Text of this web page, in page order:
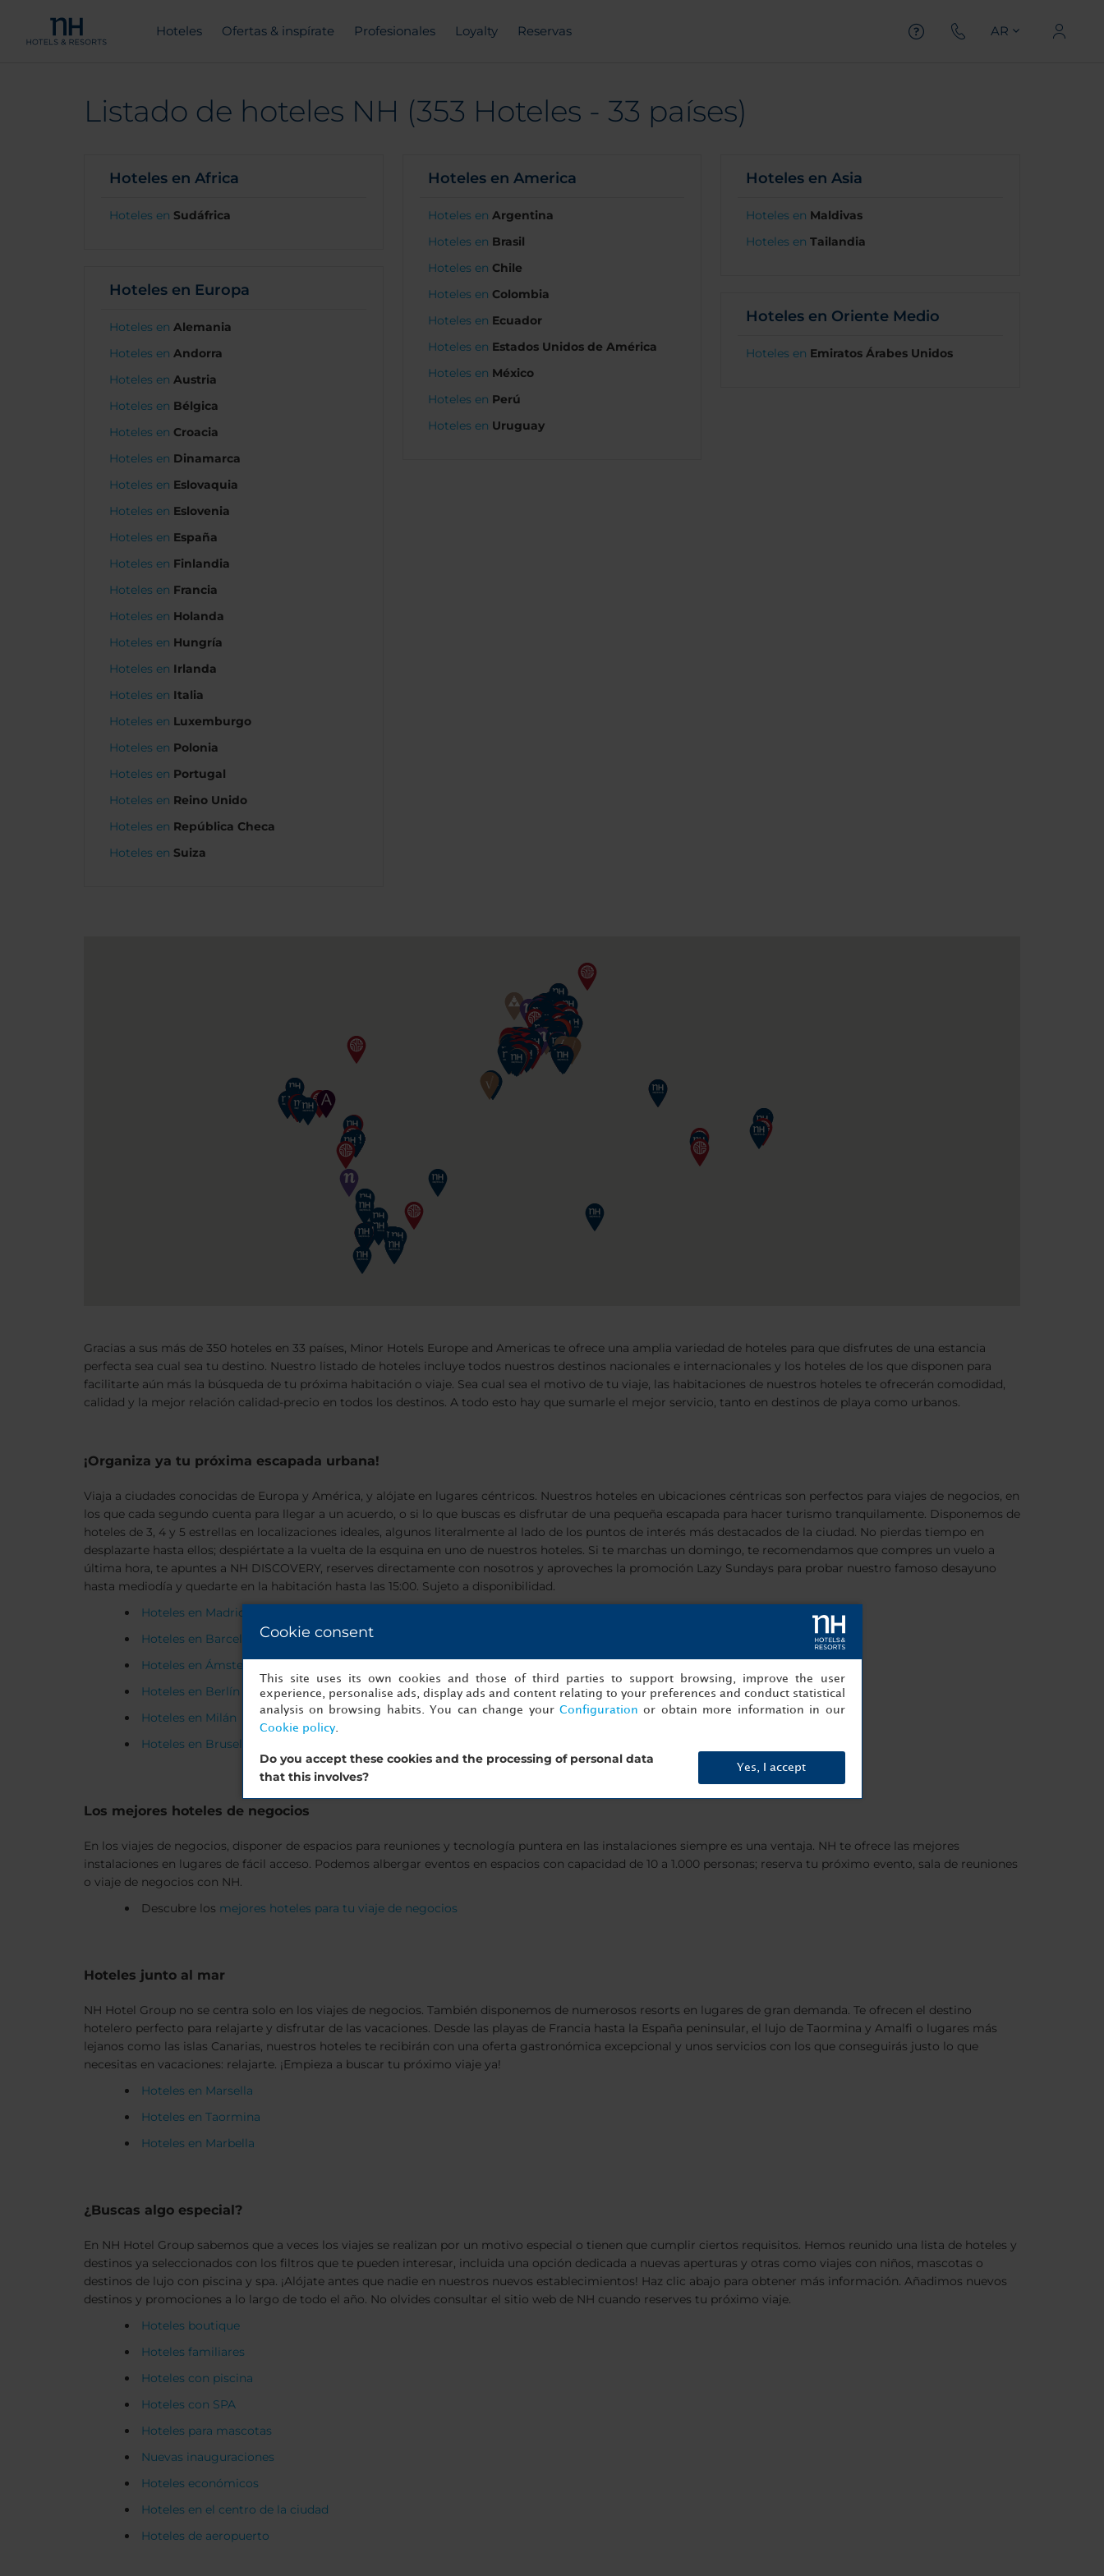
Hoteles Ofertas & inspírate Profesionales Loyalty Reservas AR
Listado de hoteles NH (353 Hoteles - 33 países)
Hoteles en Africa
Hoteles en Sudáfrica
Hoteles en America
Hoteles en Argentina
Hoteles en Brasil
Hoteles en Chile
Hoteles en Colombia
Hoteles en Ecuador
Hoteles en Estados Unidos de América
Hoteles en México
Hoteles en Perú
Hoteles en Uruguay
Hoteles en Asia
Hoteles en Maldivas
Hoteles enTailandia
Hoteles en Europa
Hoteles en Alemania
Hoteles en Andorra
Hoteles en Austria
Hoteles en Bélgica
Hoteles en Croacia
Hoteles en Dinamarca
Hoteles en Eslovaquia
Hoteles en Eslovenia
Hoteles en España
Hoteles en Finlandia
Hoteles en Francia
Hoteles en Holanda
Hoteles en Hungría
Hoteles en Irlanda
Hoteles en Italia
Hoteles en Luxemburgo
Hoteles en Polonia
Hoteles en Portugal
Hoteles en Reino Unido
Hoteles en República Checa
Hoteles en Suiza
Hoteles en Oriente Medio
Hoteles en Emiratos Árabes Unidos
Gracias a sus más de 350 hoteles en 33 países, Minor Hotels Europe and Americas te ofrece una amplia variedad de hoteles para que disfrutes de una estancia
perfecta sea cual sea tu destino. Nuestro listado de hoteles incluye todos nuestros destinos nacionales e internacionales y los hoteles de los que disponen para
facilitarte aún más la búsqueda de tu próxima habitación o viaje. Sea cual sea el motivo de tu viaje, las habitaciones de nuestros hoteles te ofrecerán comodidad,
calidad y la mejor relación calidad-precio en todos los destinos. A todo esto hay que sumarle el mejor servicio, tanto en destinos de playa como urbanos.
¡Organiza ya tu próxima escapada urbana!
Viaja a ciudades conocidas de Europa y América, y alójate en lugares céntricos. Nuestros hoteles en ubicaciones céntricas son perfectos para viajes de negocios, en
los que cada segundo cuenta para llegar a un acuerdo, o si lo que buscas es disfrutar de una pequeña escapada para hacer turismo tranquilamente. Disponemos de
hoteles de 3, 4 y 5 estrellas en localizaciones ideales, algunos literalmente al lado de los puntos de interés más destacados de la ciudad. No pierdas tiempo en
desplazarte hasta ellos; despiértate a la vuelta de la esquina en uno de nuestros hoteles. Si te marchas un domingo, te recomendamos que compres un vuelo a
última hora, te apuntes a NH DISCOVERY, reserves directamente con nosotros y aproveches la promoción Lazy Sundays para probar nuestro famoso desayuno
hasta mediodía y quedarte en la habitación hasta las 15:00. Sujeto a disponibilidad.
Hoteles en Madrid
Hoteles en Barcelona
Hoteles en Ámsterdam
Hoteles en Berlín
Hoteles en Milán
Hoteles en Bruselas
Los mejores hoteles de negocios
En los viajes de negocios, disponer de espacios para reuniones y tecnología puntera en las instalaciones siempre es una ventaja. NH te ofrece las mejores
instalaciones en lugares de fácil acceso. Podemos albergar eventos en espacios con capacidad de 10 a 1.000 personas; reserva tu próximo evento, sala de reuniones
o viaje de negocios con NH.
Descubre los mejores hoteles para tu viaje de negocios
Hoteles junto al mar
NH Hotel Group no se centra solo en los viajes de negocios. También disponemos de numerosos resorts en lugares de gran demanda. Te ofrecen el destino
hotelero perfecto para relajarte y disfrutar de las vacaciones. Desde las playas de Francia hasta la España peninsular, el lujo de Taormina y Amalfi o lugares más
lejanos como las islas Canarias, nuestros hoteles te recibirán con una oferta gastronómica excepcional y unos servicios con los que conseguirás justo lo que
necesitas en vacaciones: relajarte. ¡Empieza a buscar tu próximo viaje ya!
Hoteles en Marsella
Hoteles en Taormina
Hoteles en Marbella
¿Buscas algo especial?
En NH Hotel Group sabemos que a veces los viajes se realizan por un motivo especial o tienen que cumplir ciertos requisitos. Hemos reunido una lista de hoteles y
destinos ya seleccionados con los filtros que te pueden interesar, incluida una opción dedicada a nuevas aperturas y otras como viajes con niños, mascotas o
destinos de lujo con piscina y spa. ¡Alójate antes que nadie en nuestros nuevos establecimientos! Haz clic abajo para obtener más información. Añadimos nuevos
destinos y promociones a lo largo de todo el año. No olvides consultar el sitio web de NH cuando reserves tu próximo viaje.
Hoteles boutique
Hoteles familiares
Hoteles con piscina
Hoteles con SPA
Hoteles para mascotas
Nuevas inauguraciones
Hoteles económicos
Hoteles en el centro de la ciudad
Hoteles de aeropuerto
Cookie consent
This site uses its own cookies and those of third parties to support browsing, improve the user
experience, personalise ads, display ads and content relating to your preferences and conduct statistical
analysis on browsing habits. You can change your Configuration or obtain more information in our
Cookie policy.
Do you accept these cookies and the processing of personal data
that this involves?
Yes, I accept